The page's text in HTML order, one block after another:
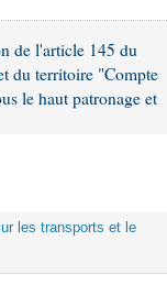
de l'article 145 du
du territoire "Compte
le haut patronage et
les transports et le